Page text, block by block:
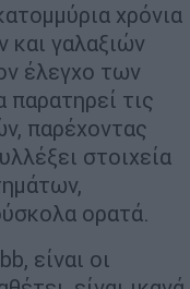
χρόνια
γαλαξιών
έλεγχο των
τις
παρέχοντας
στοιχεία
ορατά.
είναι οι